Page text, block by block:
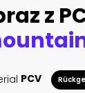
z
PCV